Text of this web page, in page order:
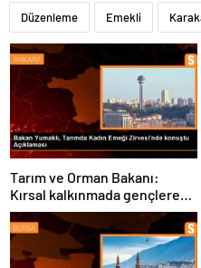
Düzenleme Emekli
Tarım ve Orman Bakanı:
Kırsal kalkınmada gençlere
ve kadınlara pozitif ayrımcılık
yapıyoruz